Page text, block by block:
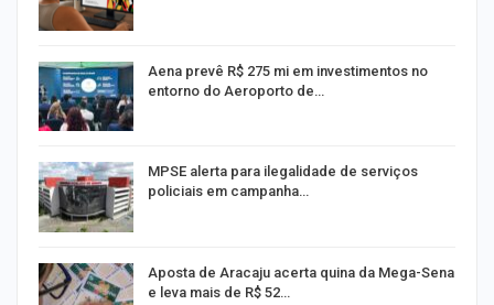
Aena prevê R$ 275 mi em investimentos no
entorno do Aeroporto de…
MPSE alerta para ilegalidade de serviços
policiais em campanha…
Aposta de Aracaju acerta quina da Mega-Sena
e leva mais de R$ 52…